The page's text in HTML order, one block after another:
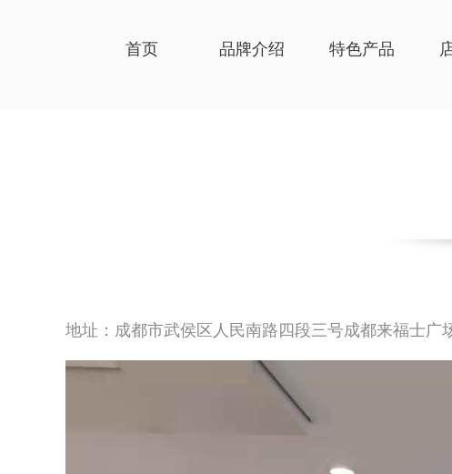
首页 品牌介绍 特色产品
地址：成都市武侯区人民南路四段三号成都来福士广